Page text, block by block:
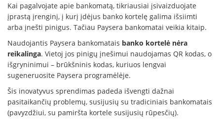
Kai pagalvojate apie bankomatą, tikriausiai įsivaizduojate
įprastą įrenginį, į kurį įdėjus banko kortelę galima išsiimti
arba įnešti pinigus. Tačiau Paysera bankomatai veikia kitaip.
Naudojantis Paysera bankomatais banko kortelė nėra
reikalinga. Vietoj jos pinigų įnešimui naudojamas QR kodas, o
išgryninimui – brūkšninis kodas, kuriuos lengvai
sugeneruosite Paysera programėlėje.
Šis inovatyvus sprendimas padeda išvengti dažnai
pasitaikančių problemų, susijusių su tradiciniais bankomatais
(pavyzdžiui, su pamiršta kortele susijusių rūpesčių).